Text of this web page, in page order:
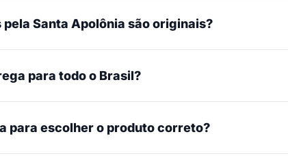
Santa Apolônia são originais?
para todo o Brasil?
para escolher o produto correto?